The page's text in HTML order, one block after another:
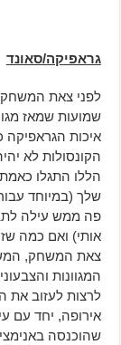
גראפיקה/סאונד
שמועות שמאז
איכות
הקונסולות לא
הללו התגלו
פה ממש עילה
אותי) ואם כמה
צאת המשחק,
המגוונות
לרצות לעזוב את
אירופה, יחד עם
שהוכנסה